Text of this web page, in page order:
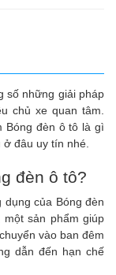
số những giải pháp
chủ xe quan tâm.
Bóng đèn ô tô là gì
đâu uy tín nhé.
đèn ô tô?
của Bóng đèn
sản phẩm giúp
vào ban đêm
dẫn đến hạn chế